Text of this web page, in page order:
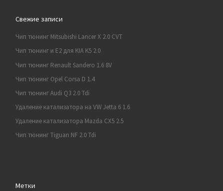
Свежие записи
Чип тюнинг Mitsubishi Lancer X 2.0 CVT
Чип тюнинг и E2 для KIA K5 2.0
Чип тюнинг Renault Sandero 1.6 8V
Чип тюнинг Opel Corsa D 1.4
Чип тюнинг Audi Q3 2.0 Tdi
Удаление катализатора на VW Jetta 6 1.6
Удаление катализатора Mazda CX5 2.5
Чип тюнинг Tiguan NF 2.0 Tdi
Метки